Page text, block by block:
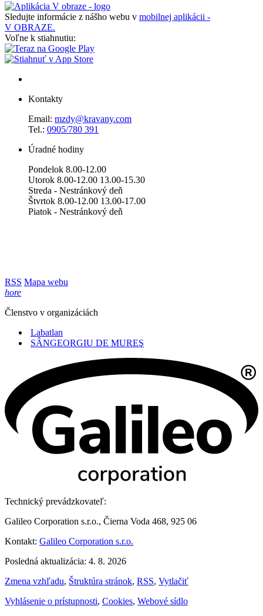
Sledujte informácie z nášho webu v mobilnej aplikácii -
V OBRAZE.
Voľne k stiahnutiu:
Kontakty
Email: mzdy@kravany.com
Tel.: 0905/780 391
Úradné hodiny
Pondelok 8.00-12.00
Utorok 8.00-12.00 13.00-15.30
Streda - Nestránkový deň
Štvrtok 8.00-12.00 13.00-17.00
Piatok - Nestránkový deň
RSS Mapa webu
hore
Členstvo v organizáciách
Labatlan
SÂNGEORGIU DE MUREŞ
Technický prevádzkovateľ:
Galileo Corporation s.r.o., Čierna Voda 468, 925 06
Kontakt: Galileo Corporation s.r.o.
Posledná aktualizácia: 4. 8. 2026
Zmena vzhľadu, Štruktúra stránok, RSS, Vytlačiť
Vyhlásenie o prístupnosti, Cookies, Webové sídlo